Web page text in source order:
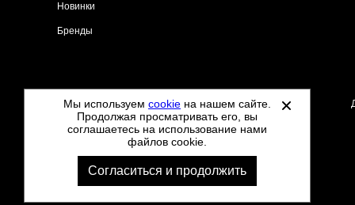
Новинки
Бренды
©2021-2026 - Tdoo.ru - все права защищены.
Мы используем cookie на нашем сайте.
Продолжая просматривать его, вы
соглашаетесь на использование нами
файлов cookie.
Согласиться и продолжить